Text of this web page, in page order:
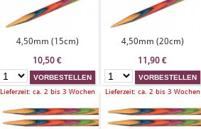
4,50mm (15cm)
10,50 €
4,50mm (20cm)
11,90 €
Lieferzeit: ca. 2 bis 3 Wochen Lieferzeit: ca. 2 bis 3 Wochen